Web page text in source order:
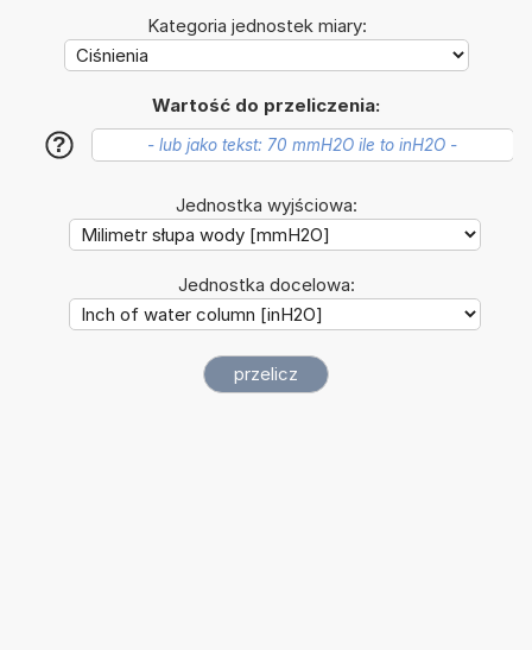
Kategoria jednostek miary:
Wartość do przeliczenia:
?
Jednostka wyjściowa:
Jednostka docelowa: